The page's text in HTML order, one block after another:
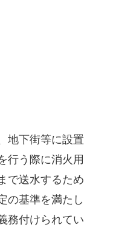
地下街等に設置
行う際に消火用
で送水するため
の基準を満たし
務付けられてい